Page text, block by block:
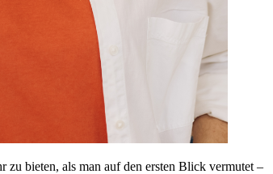
bieten, als man auf den ersten Blick vermutet –